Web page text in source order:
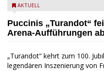
Turandot in der Arena von
AKTUELL
Puccinis „Turandot“
Arena-Aufführungen
„Turandot“ kehrt zum 100.
legendären Inszenierung von